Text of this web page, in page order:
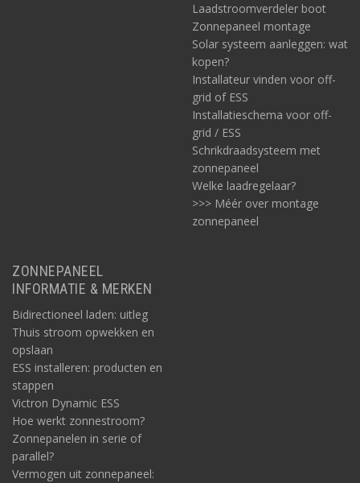
Laadstroomverdeler boot
Zonnepaneel montage
Solar systeem aanleggen: wat
kopen?
Installateur vinden voor off-
grid of ESS
Installatieschema voor off-
grid / ESS
Schrikdraadsysteem met
zonnepaneel
Welke laadregelaar?
>>> Méér over montage
zonnepaneel
ZONNEPANEEL
INFORMATIE & MERKEN
Bidirectioneel laden: uitleg
Thuis stroom opwekken en
opslaan
ESS installeren: producten en
stappen
Victron Dynamic ESS
Hoe werkt zonnestroom?
Zonnepanelen in serie of
parallel?
Vermogen uit zonnepaneel: